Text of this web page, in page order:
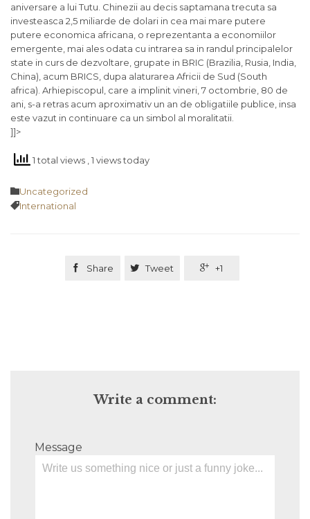
aniversare a lui Tutu. Chinezii au decis saptamana trecuta sa
investeasca 2,5 miliarde de dolari in cea mai mare putere
putere economica africana, o reprezentanta a economiilor
emergente, mai ales odata cu intrarea sa in randul principalelor
state in curs de dezvoltare, grupate in BRIC (Brazilia, Rusia, India,
China), acum BRICS, dupa alaturarea Africii de Sud (South
africa). Arhiepiscopul, care a implinit vineri, 7 octombrie, 80 de
ani, s-a retras acum aproximativ un an de obligatiile publice, insa
este vazut in continuare ca un simbol al moralitatii.
]]>
1 total views , 1 views today
Category
Uncategorized
Tags
International
 Share  Tweet  +1
Write a comment:
Message